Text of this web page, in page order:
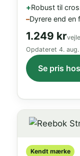
Robust til
Dyrere end en
1.249 kr
Opdateret 4.
Se pris
Kendt mærke